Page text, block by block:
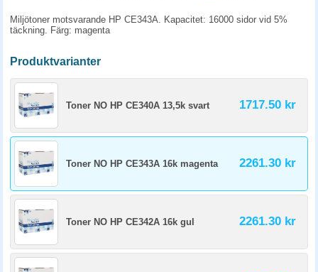
Miljötoner motsvarande HP CE343A. Kapacitet: 16000 sidor vid 5%
täckning. Färg: magenta
Produktvarianter
Toner NO HP CE340A 13,5k svart 1717.50 kr
Toner NO HP CE343A 16k magenta 2261.30 kr
Toner NO HP CE342A 16k gul 2261.30 kr